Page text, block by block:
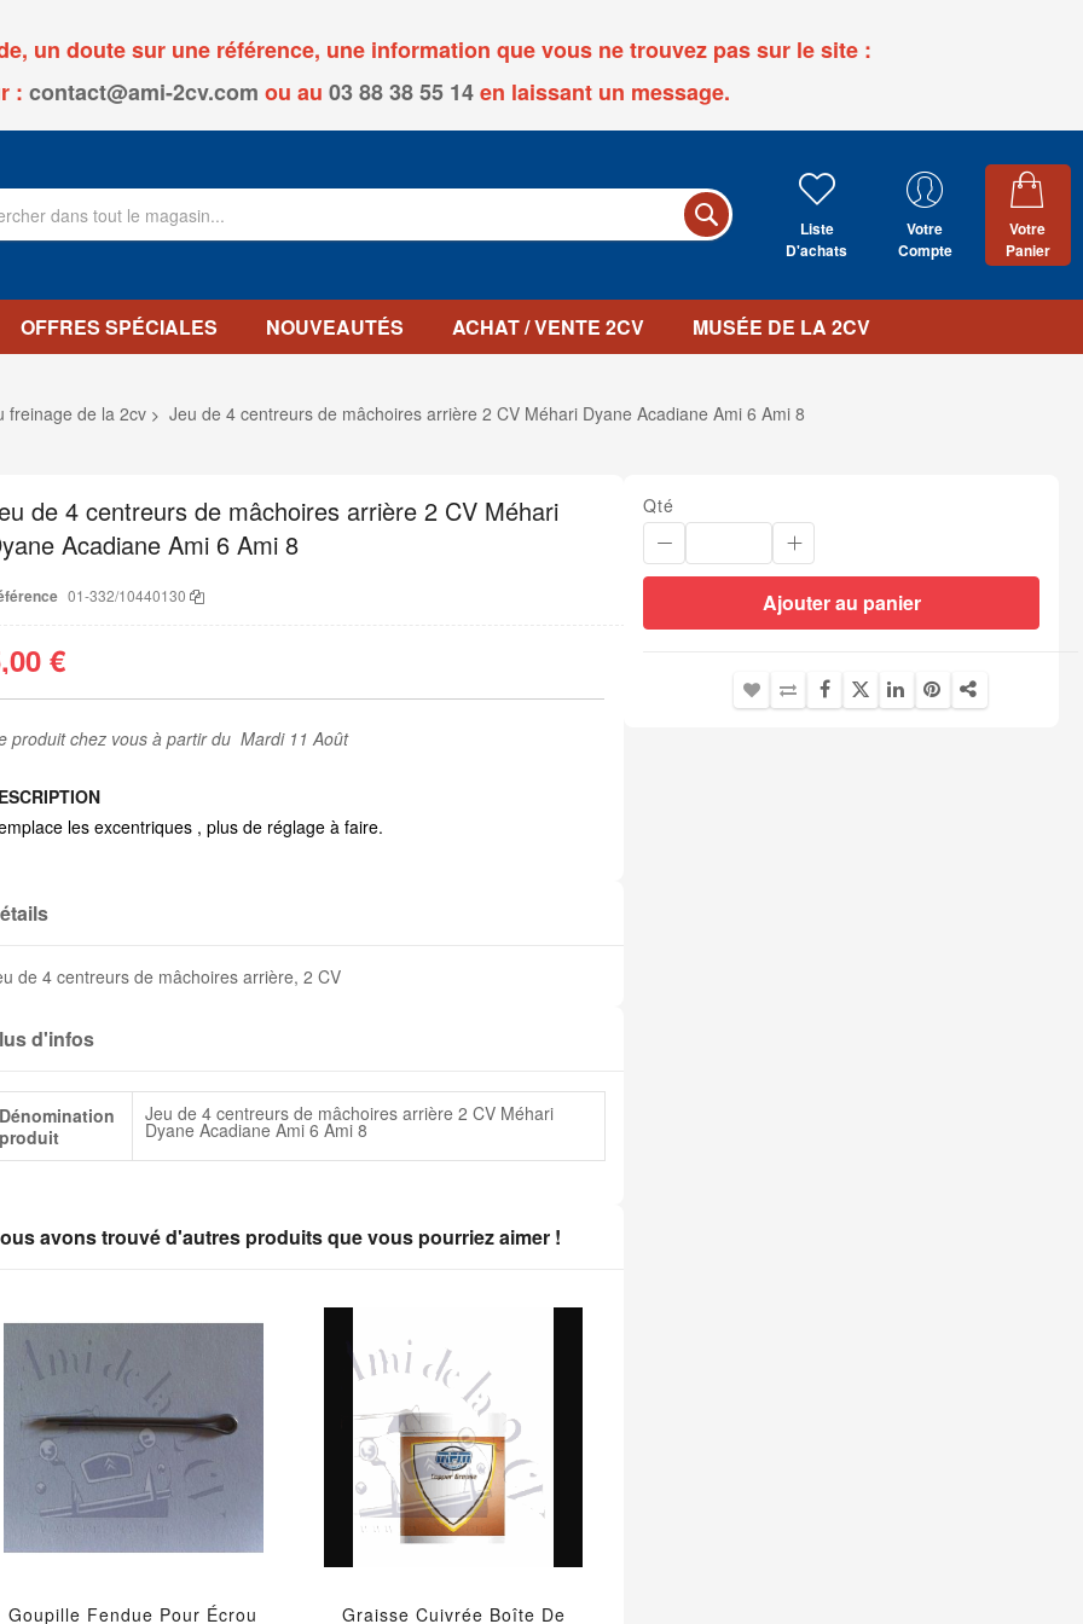
un doute sur une référence, une information que vous ne trouvez pas sur le site :
: contact@ami-2cv.com ou au 03 88 38 55 14en laissant un message.
Liste
D'achats
Votre
Compte
Votre
Panier
OFFRES SPÉCIALES NOUVEAUTÉS ACHAT / VENTE 2CV MUSÉE DE LA 2CV
freinage de la 2cv Jeu de 4 centreurs de mâchoires arrière 2 CV Méhari Dyane Acadiane Ami 6 Ami 8
de 4 centreurs de mâchoires arrière 2 CV Méhari
Acadiane Ami 6 Ami 8
01-332/10440130
€
produit chez vous à partir du Mardi 11 Août
les excentriques , plus de réglage à faire.
de 4 centreurs de mâchoires arrière, 2 CV
d'infos
Dénomination
produit
Jeu de 4 centreurs de mâchoires arrière 2 CV Méhari
Dyane Acadiane Ami 6 Ami 8
avons trouvé d'autres produits que vous pourriez aimer !
Goupille Fendue Pour Écrou
Graisse Cuivrée Boîte De
Qté
Ajouter au panier